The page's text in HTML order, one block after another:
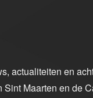
actualiteiten en
Maarten en de